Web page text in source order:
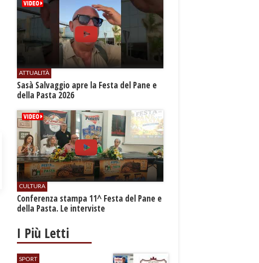
ATTUALITÀ
Sasà Salvaggio apre la Festa del Pane e
della Pasta 2026
CULTURA
Conferenza stampa 11^ Festa del Pane e
della Pasta. Le interviste
I Più Letti
SPORT